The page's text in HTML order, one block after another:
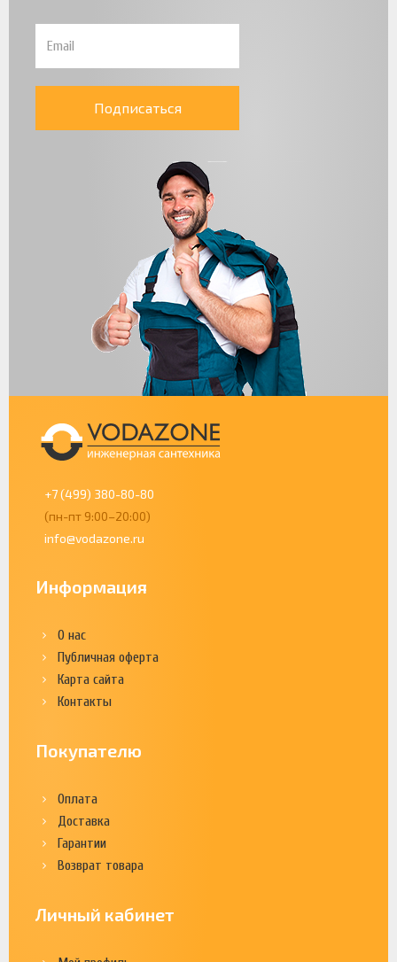
Подписаться
+7 (499) 380-80-80
(пн-пт 9:00–20:00)
info@vodazone.ru
Информация
О нас
Публичная оферта
Карта сайта
Контакты
Покупателю
Оплата
Доставка
Гарантии
Возврат товара
Личный кабинет